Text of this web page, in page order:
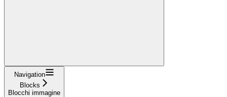
Navigation
Blocks
Blocchi immagine